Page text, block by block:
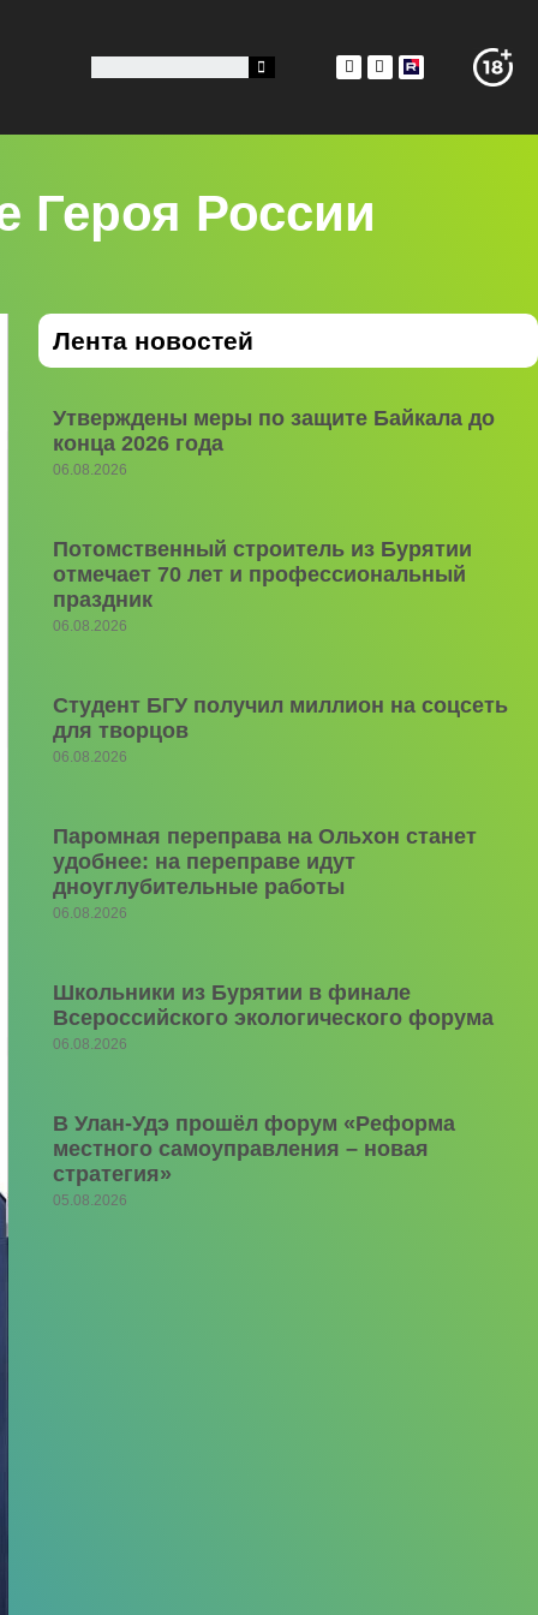
Героя России
Лента новостей
Утверждены меры по защите Байкала до
конца 2026 года
06.08.2026
Потомственный строитель из Бурятии
отмечает 70 лет и профессиональный
праздник
06.08.2026
Студент БГУ получил миллион на соцсеть
для творцов
06.08.2026
Паромная переправа на Ольхон станет
удобнее: на переправе идут
дноуглубительные работы
06.08.2026
Школьники из Бурятии в финале
Всероссийского экологического форума
06.08.2026
В Улан-Удэ прошёл форум «Реформа
местного самоуправления – новая
стратегия»
05.08.2026